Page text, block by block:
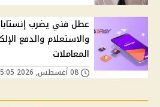
عطل فني يضرب
والاستعلام والدفع
المعاملات